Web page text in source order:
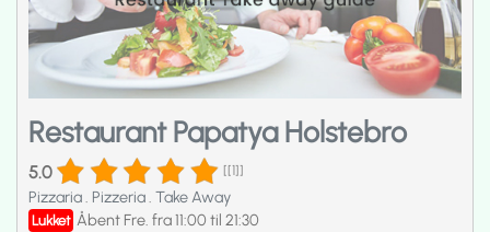
Restaurant Papatya Holstebro
5.0 [[1]]
Pizzaria. Pizzeria. Take Away
Lukket Åbent Fre. fra 11:00 til 21:30